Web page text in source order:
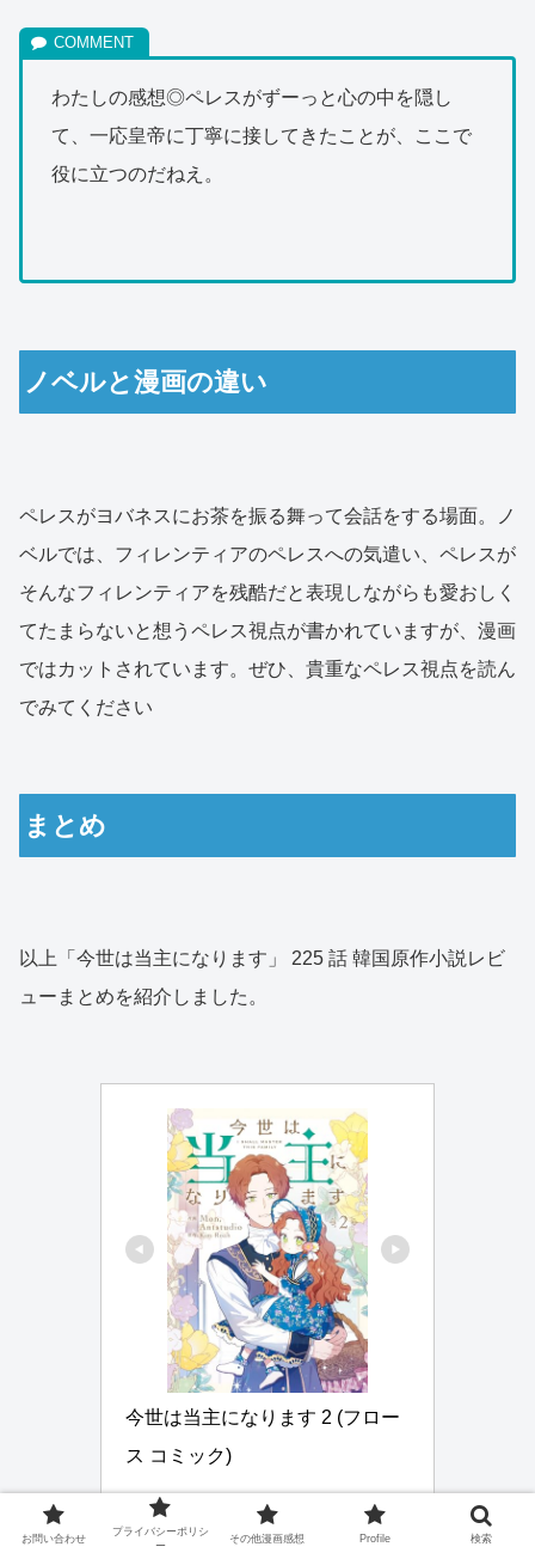
わたしの感想◎ペレスがずーっと心の中を隠し
て、一応皇帝に丁寧に接してきたことが、ここで
役に立つのだねえ。
ノベルと漫画の違い
ペレスがヨバネスにお茶を振る舞って会話をする場面。ノ
ベルでは、フィレンティアのペレスへの気遣い、ペレスが
そんなフィレンティアを残酷だと表現しながらも愛おしく
てたまらないと想うペレス視点が書かれていますが、漫画
ではカットされています。ぜひ、貴重なペレス視点を読ん
でみてください
まとめ
以上「今世は当主になります」 225 話 韓国原作小説レビ
ューまとめを紹介しました。
今世は当主になります 2 (フロー
ス コミック)
Amazonで見る
お問い合わせ
プライバシーポリシ
ー
その他漫画感想 Profile 検索